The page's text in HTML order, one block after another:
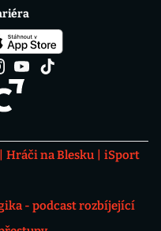
Hráči na Blesku
iSport
- podcast rozbíjející